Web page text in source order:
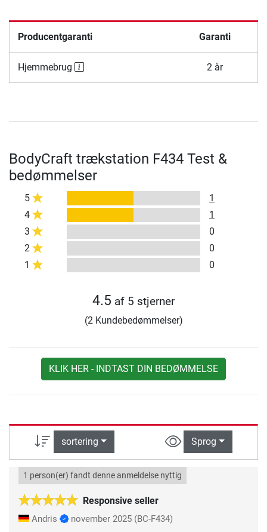
Producentgaranti Garanti
Hjemmebrug 2 år
BodyCraft trækstation F434 Test &
bedømmelser
5
1
4
1
3
0
2
0
1
0
4.5 af 5 stjerner
(2 Kundebedømmelser)
KLIK HER - INDTAST DIN BEDØMMELSE
sortering Sprog
Responsive seller
1 person(er) fandt denne anmeldelse nyttig
Andris november 2025 (BC-F434)